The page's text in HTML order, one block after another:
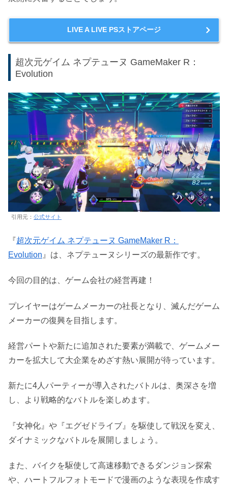
LIVE A LIVE PSストアページ
超次元ゲイム ネプテューヌ GameMaker R：
Evolution
引用元： 公式サイト
『超次元ゲイム ネプテューヌ GameMaker R：
Evolution 』は、ネプテューヌシリーズの最新作です。
今回の目的は、ゲーム会社の経営再建！
プレイヤーはゲームメーカーの社長となり、滅んだゲーム
メーカーの復興を目指します。
経営パートや新たに追加された要素が満載で、ゲームメー
カーを拡大して大企業をめざす熱い展開が待っています。
新たに4人パーティーが導入されたバトルは、奥深さを増
し、より戦略的なバトルを楽しめます。
『女神化』や『エグゼドライブ』を駆使して戦況を変え、
ダイナミックなバトルを展開しましょう。
また、バイクを駆使して高速移動できるダンジョン探索
や、ハートフルフォトモードで漫画のような表現を作成す